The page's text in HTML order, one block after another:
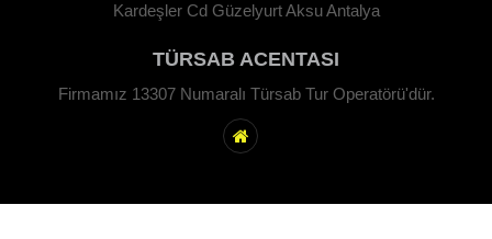
Kardeşler Cd Güzelyurt Aksu Antalya
TÜRSAB ACENTASI
Firmamız 13307 Numaralı Türsab Tur Operatörü'dür.